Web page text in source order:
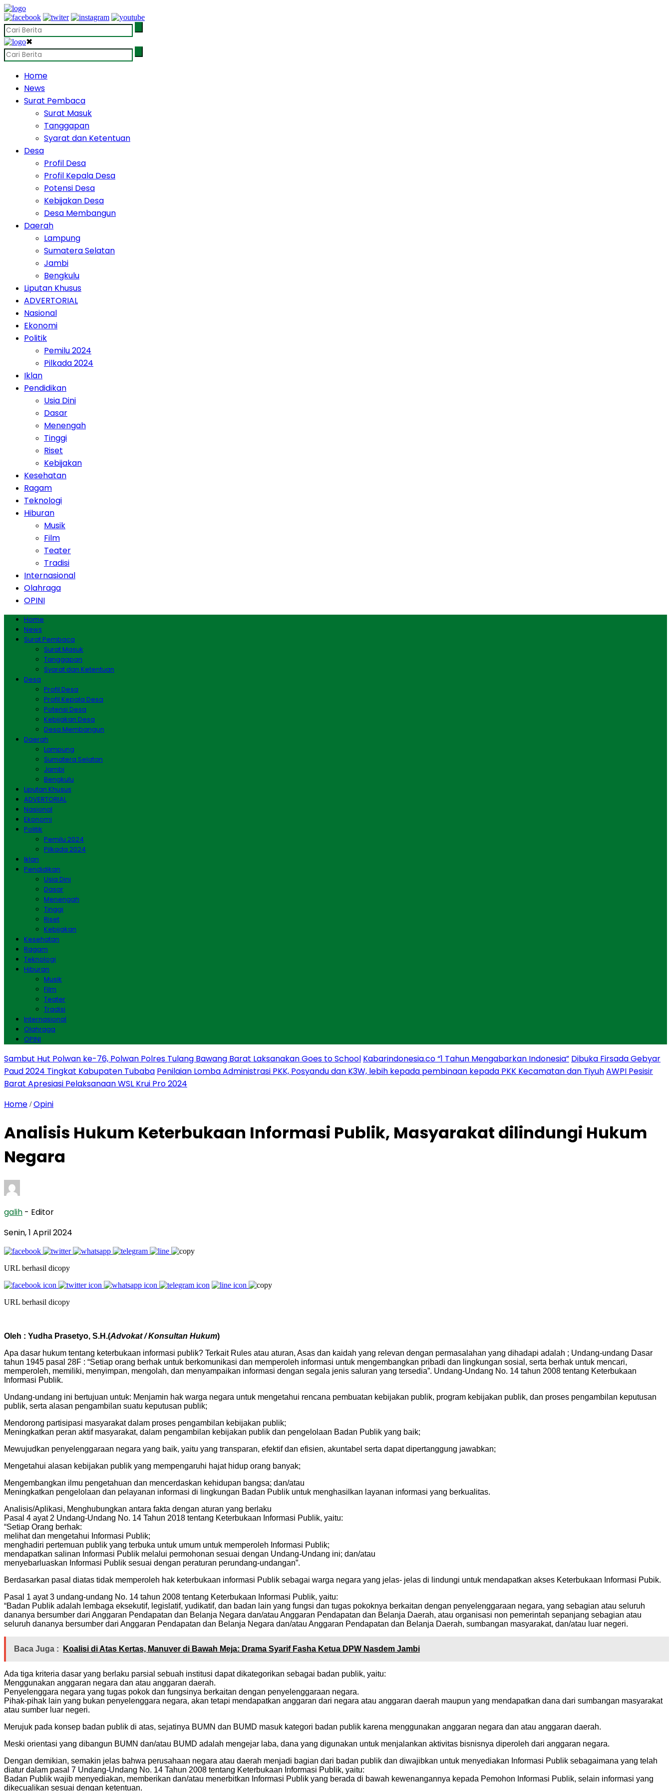
✖
Home
News
Surat Pembaca
Surat Masuk
Tanggapan
Syarat dan Ketentuan
Desa
Profil Desa
Profil Kepala Desa
Potensi Desa
Kebijakan Desa
Desa Membangun
Daerah
Lampung
Sumatera Selatan
Jambi
Bengkulu
Liputan Khusus
ADVERTORIAL
Nasional
Ekonomi
Politik
Pemilu 2024
Pilkada 2024
Iklan
Pendidikan
Usia Dini
Dasar
Menengah
Tinggi
Riset
Kebijakan
Kesehatan
Ragam
Teknologi
Hiburan
Musik
Film
Teater
Tradisi
Internasional
Olahraga
OPINI
Home
News
Surat Pembaca
Surat Masuk
Tanggapan
Syarat dan Ketentuan
Desa
Profil Desa
Profil Kepala Desa
Potensi Desa
Kebijakan Desa
Desa Membangun
Daerah
Lampung
Sumatera Selatan
Jambi
Bengkulu
Liputan Khusus
ADVERTORIAL
Nasional
Ekonomi
Politik
Pemilu 2024
Pilkada 2024
Iklan
Pendidikan
Usia Dini
Dasar
Menengah
Tinggi
Riset
Kebijakan
Kesehatan
Ragam
Teknologi
Hiburan
Musik
Film
Teater
Tradisi
Internasional
Olahraga
OPINI
Sambut Hut Polwan ke-76, Polwan Polres Tulang Bawang Barat Laksanakan Goes to School Kabarindonesia.co “1 Tahun Mengabarkan Indonesia” Dibuka Firsada Gebyar
Paud 2024 Tingkat Kabupaten Tubaba Penilaian Lomba Administrasi PKK, Posyandu dan K3W, lebih kepada pembinaan kepada PKK Kecamatan dan TiyuhAWPI Pesisir
Barat Apresiasi Pelaksanaan WSL Krui Pro 2024
Home /Opini
Analisis Hukum Keterbukaan Informasi Publik, Masyarakat dilindungi Hukum
Negara
galih - Editor
Senin, 1 April 2024
URL berhasil dicopy
URL berhasil dicopy
Oleh : Yudha Prasetyo, S.H.(Advokat / Konsultan Hukum)
Apa dasar hukum tentang keterbukaan informasi publik? Terkait Rules atau aturan, Asas dan kaidah yang relevan dengan permasalahan yang dihadapi adalah ; Undang-undang Dasar
tahun 1945 pasal 28F : “Setiap orang berhak untuk berkomunikasi dan memperoleh informasi untuk mengembangkan pribadi dan lingkungan sosial, serta berhak untuk mencari,
memperoleh, memiliki, menyimpan, mengolah, dan menyampaikan informasi dengan segala jenis saluran yang tersedia”. Undang-Undang No. 14 tahun 2008 tentang Keterbukaan
Informasi Publik.
Undang-undang ini bertujuan untuk: Menjamin hak warga negara untuk mengetahui rencana pembuatan kebijakan publik, program kebijakan publik, dan proses pengambilan keputusan
publik, serta alasan pengambilan suatu keputusan publik;
Mendorong partisipasi masyarakat dalam proses pengambilan kebijakan publik;
Meningkatkan peran aktif masyarakat, dalam pengambilan kebijakan publik dan pengelolaan Badan Publik yang baik;
Mewujudkan penyelenggaraan negara yang baik, yaitu yang transparan, efektif dan efisien, akuntabel serta dapat dipertanggung jawabkan;
Mengetahui alasan kebijakan publik yang mempengaruhi hajat hidup orang banyak;
Mengembangkan ilmu pengetahuan dan mencerdaskan kehidupan bangsa; dan/atau
Meningkatkan pengelolaan dan pelayanan informasi di lingkungan Badan Publik untuk menghasilkan layanan informasi yang berkualitas.
Analisis/Aplikasi, Menghubungkan antara fakta dengan aturan yang berlaku
Pasal 4 ayat 2 Undang-Undang No. 14 Tahun 2018 tentang Keterbukaan Informasi Publik, yaitu:
“Setiap Orang berhak:
melihat dan mengetahui Informasi Publik;
menghadiri pertemuan publik yang terbuka untuk umum untuk memperoleh Informasi Publik;
mendapatkan salinan Informasi Publik melalui permohonan sesuai dengan Undang-Undang ini; dan/atau
menyebarluaskan Informasi Publik sesuai dengan peraturan perundang-undangan”.
Berdasarkan pasal diatas tidak memperoleh hak keterbukaan informasi Publik sebagai warga negara yang jelas- jelas di lindungi untuk mendapatkan akses Keterbukaan Informasi Pubik.
Pasal 1 ayat 3 undang-undang No. 14 tahun 2008 tentang Keterbukaan Informasi Publik, yaitu:
“Badan Publik adalah lembaga eksekutif, legislatif, yudikatif, dan badan lain yang fungsi dan tugas pokoknya berkaitan dengan penyelenggaraan negara, yang sebagian atau seluruh
dananya bersumber dari Anggaran Pendapatan dan Belanja Negara dan/atau Anggaran Pendapatan dan Belanja Daerah, atau organisasi non pemerintah sepanjang sebagian atau
seluruh dananya bersumber dari Anggaran Pendapatan dan Belanja Negara dan/atau Anggaran Pendapatan dan Belanja Daerah, sumbangan masyarakat, dan/atau luar negeri.
Baca Juga : Koalisi di Atas Kertas, Manuver di Bawah Meja: Drama Syarif Fasha Ketua DPW Nasdem Jambi
Ada tiga kriteria dasar yang berlaku parsial sebuah institusi dapat dikategorikan sebagai badan publik, yaitu:
Menggunakan anggaran negara dan atau anggaran daerah.
Penyelenggara negara yang tugas pokok dan fungsinya berkaitan dengan penyelenggaraan negara.
Pihak-pihak lain yang bukan penyelenggara negara, akan tetapi mendapatkan anggaran dari negara atau anggaran daerah maupun yang mendapatkan dana dari sumbangan masyarakat
atau sumber luar negeri.
Merujuk pada konsep badan publik di atas, sejatinya BUMN dan BUMD masuk kategori badan publik karena menggunakan anggaran negara dan atau anggaran daerah.
Meski orientasi yang dibangun BUMN dan/atau BUMD adalah mengejar laba, dana yang digunakan untuk menjalankan aktivitas bisnisnya diperoleh dari anggaran negara.
Dengan demikian, semakin jelas bahwa perusahaan negara atau daerah menjadi bagian dari badan publik dan diwajibkan untuk menyediakan Informasi Publik sebagaimana yang telah
diatur dalam pasal 7 Undang-Undang No. 14 Tahun 2008 tentang Keterbukaan Informasi Publik, yaitu:
Badan Publik wajib menyediakan, memberikan dan/atau menerbitkan Informasi Publik yang berada di bawah kewenangannya kepada Pemohon Informasi Publik, selain informasi yang
dikecualikan sesuai dengan ketentuan.